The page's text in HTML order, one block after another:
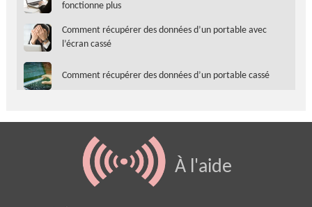
fonctionne plus
Comment récupérer des données d’un portable avec
l’écran cassé
Comment récupérer des données d’un portable cassé
À l'aide